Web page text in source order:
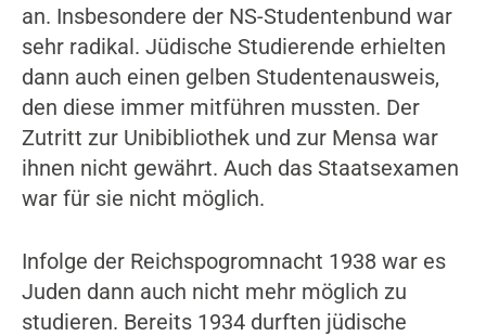
an. Insbesondere der NS-Studentenbund war
sehr radikal. Jüdische Studierende erhielten
dann auch einen gelben Studentenausweis,
den diese immer mitführen mussten. Der
Zutritt zur Unibibliothek und zur Mensa war
ihnen nicht gewährt. Auch das Staatsexamen
war für sie nicht möglich.
Infolge der Reichspogromnacht 1938 war es
Juden dann auch nicht mehr möglich zu
studieren. Bereits 1934 durften jüdische